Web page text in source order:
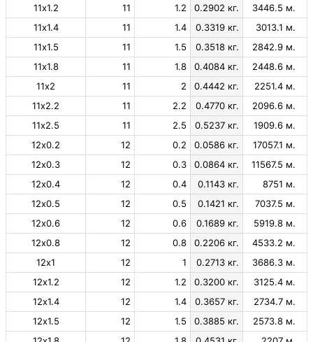
11х1.2 11 1.2 0.2902 кг.
3446.5 м.
11х1.4
11 1.4 0.3319 кг.
3013.1 м.
11х1.5
11 1.5 0.3518 кг.
2842.9 м.
11х1.8
11 1.8 0.4084 кг.
2448.6 м.
11х2
11 2 0.4442 кг.
2251.4 м.
11х2.2
11 2.2 0.4770 кг.
2096.6 м.
11х2.5
11 2.5 0.5237 кг.
1909.6 м.
12х0.2
12 0.2 0.0586 кг.
17057.1 м.
12х0.3
12 0.3 0.0864 кг.
11567.5 м.
12х0.4
12 0.4 0.1143 кг.
8751 м.
12х0.5
12 0.5 0.1421 кг.
7037.5 м.
12х0.6
12 0.6 0.1689 кг.
5919.8 м.
12х0.8
12 0.8 0.2206 кг.
4533.2 м.
12х1
12 1 0.2713 кг.
3686.3 м.
12х1.2
12 1.2 0.3200 кг.
3125.4 м.
12х1.4
12 1.4 0.3657 кг.
2734.7 м.
12х1.5
12 1.5 0.3885 кг.
2573.8 м.